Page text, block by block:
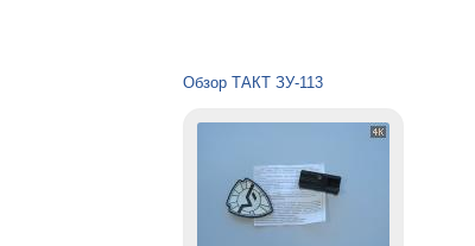
Обзор ТАКТ ЗУ-113